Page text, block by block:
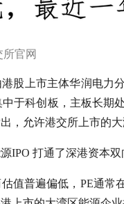
官网
股上市主体华润电力
于科创板，主板长期
，允许港交所上市的
IPO 打通了深港资本双
值普遍偏低，PE通常